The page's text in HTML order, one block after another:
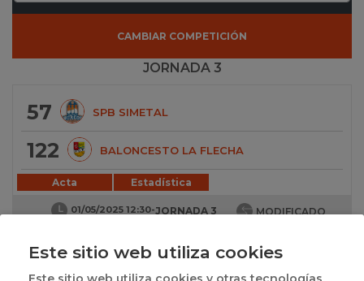
CAMBIAR COMPETICIÓN
JORNADA 3
57 SPB SIMETAL
122 BALONCESTO LA FLECHA
Acta Estadística
01/05/2025 12:30-JORNADA 3
MODIFICADO
Este sitio web utiliza cookies